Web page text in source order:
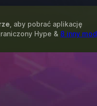
, aby pobrać aplikację
Hype & 8 inny mod